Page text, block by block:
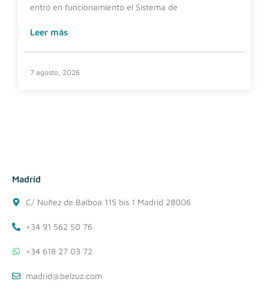
entró en funcionamiento el Sistema de
Leer más
7 agosto, 2026
Madrid
C/ Nuñez de Balboa 115 bis 1 Madrid 28006
+34 91 562 50 76
+34 618 27 03 72
madrid@belzuz.com